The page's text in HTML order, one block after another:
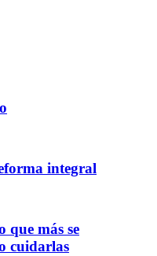
integral
que más se
cuidarlas